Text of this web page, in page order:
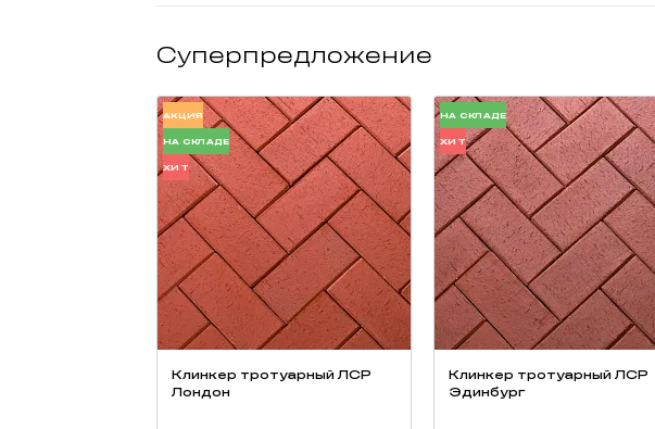
Суперпредложение
АКЦИЯ
НА СКЛАДЕ
ХИТ
Клинкер тротуарный ЛСР
Лондон
НА СКЛАДЕ
ХИТ
Клинкер тротуарный ЛСР
Эдинбург